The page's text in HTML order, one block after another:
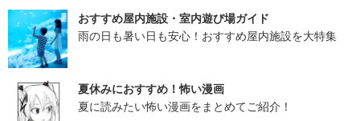
おすすめ屋内施設・室内遊び場ガイド
雨の日も暑い日も安心！おすすめ屋内施設を大特集
夏休みにおすすめ！怖い漫画
夏に読みたい怖い漫画をまとめてご紹介！